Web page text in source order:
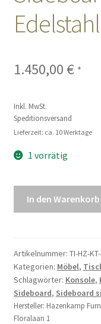
Sales
Vertrag widerrufen
1.450,00 € *
Inkl. MwSt.
Speditionsversand
Lieferzeit: ca. 10 Werktage
1 vorrätig
silber
Edelstahl
160x38x73
cm
Menge
In den Warenkorb
Artikelnummer: TI-HZ-
Kategorien: Möbel,
Schlagwörter: Konsole,
Sideboard, Sideboard
Hersteller: Hazenkamp
Floralaan 1